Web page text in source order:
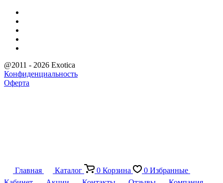
@2011 - 2026 Exotica
Конфиденциальность
Оферта
Главная Каталог 0 Корзина 0 Избранные